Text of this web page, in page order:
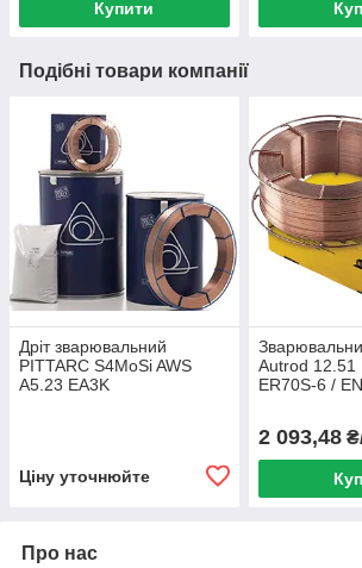
Купити
Подібні товари компанії
Дріт зварювальний
PITTARC S4MoSi AWS
A5.23 EA3K
Ціну уточнюйте
Autrod 12.51
ER70S-6 /
2 093,48₴/
Про нас